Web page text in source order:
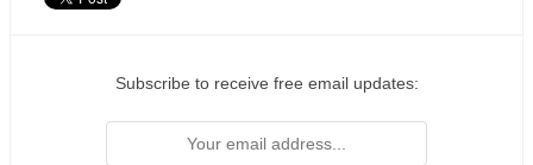
Subscribe to receive free email updates: